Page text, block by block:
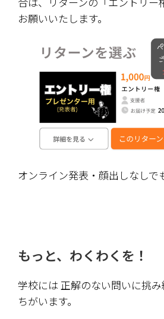
お願いいたします。
オンライン発表・顔出しなしで
もっと、わくわくを！
学校には 正解のない問いに挑
ちがいます。